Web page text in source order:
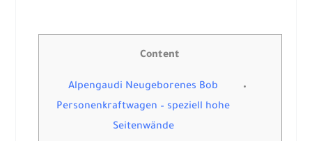
Content
Alpengaudi Neugeborenes Bob
Personenkraftwagen – speziell hohe
Seitenwände